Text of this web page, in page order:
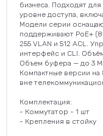
бизнеса. Подходят
уровне доступа,
Модели серии
поддерживают PoE+
255 VLAN и 512 ACL.
интерфейс и CLI.
Объем буфера — до 3
Компактные версии на
вне
Комплектация:
- Коммутатор - 1 шт
- Крепления в стойку